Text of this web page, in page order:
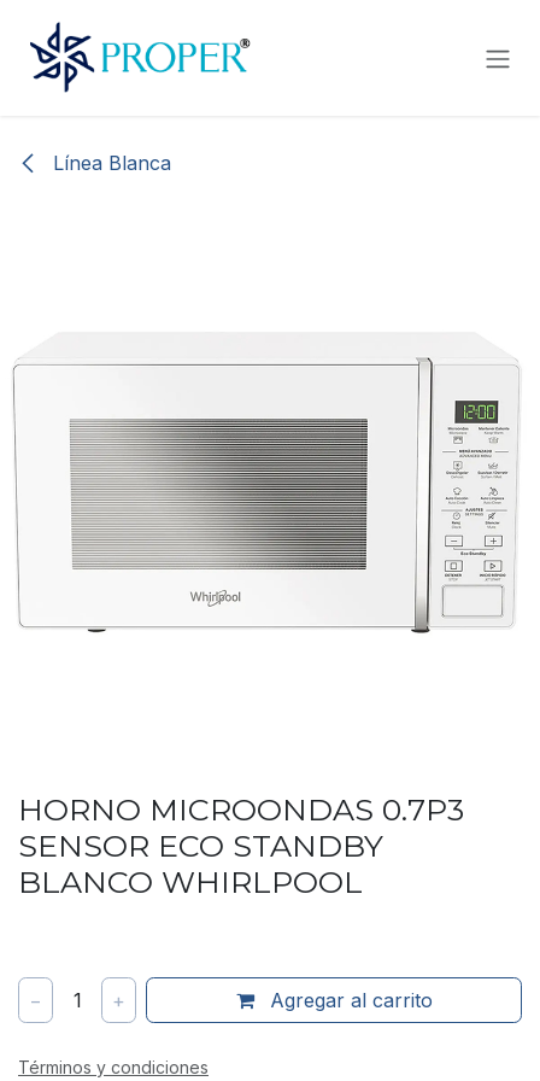
Línea Blanca
HORNO MICROONDAS 0.7P3
SENSOR ECO STANDBY
BLANCO WHIRLPOOL
− 1 + Agregar al carrito
Términos y condiciones